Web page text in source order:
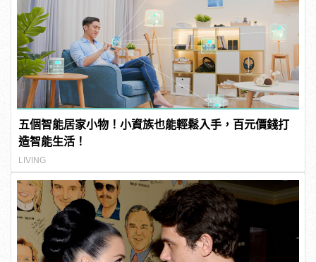
五個智能居家小物！小資族也能輕鬆入手，百元價錢打
造智能生活！
LIVING